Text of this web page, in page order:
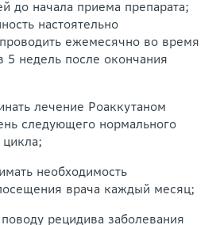
до начала приема препарата;
настоятельно
ежемесячно во время
5 недель после окончания
лечение Роаккутаном
следующего нормального
цикла;
необходимость
врача каждый месяц;
рецидива заболевания